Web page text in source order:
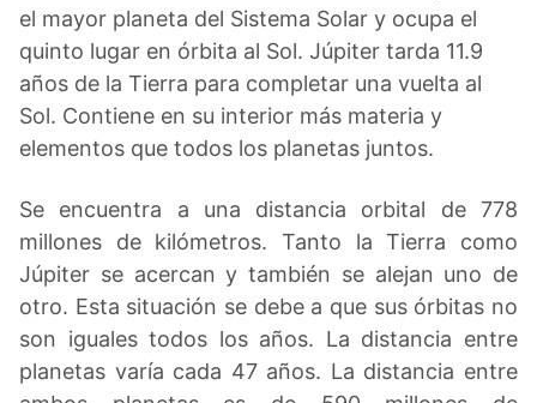
el mayor planeta del Sistema Solar y ocupa el
quinto lugar en órbita al Sol. Júpiter tarda 11.9
años de la Tierra para completar una vuelta al
Sol. Contiene en su interior más materia y
elementos que todos los planetas juntos.
Se encuentra a una distancia orbital de 778
millones de kilómetros. Tanto la Tierra como
Júpiter se acercan y también se alejan uno de
otro. Esta situación se debe a que sus órbitas no
son iguales todos los años. La distancia entre
planetas varía cada 47 años. La distancia entre